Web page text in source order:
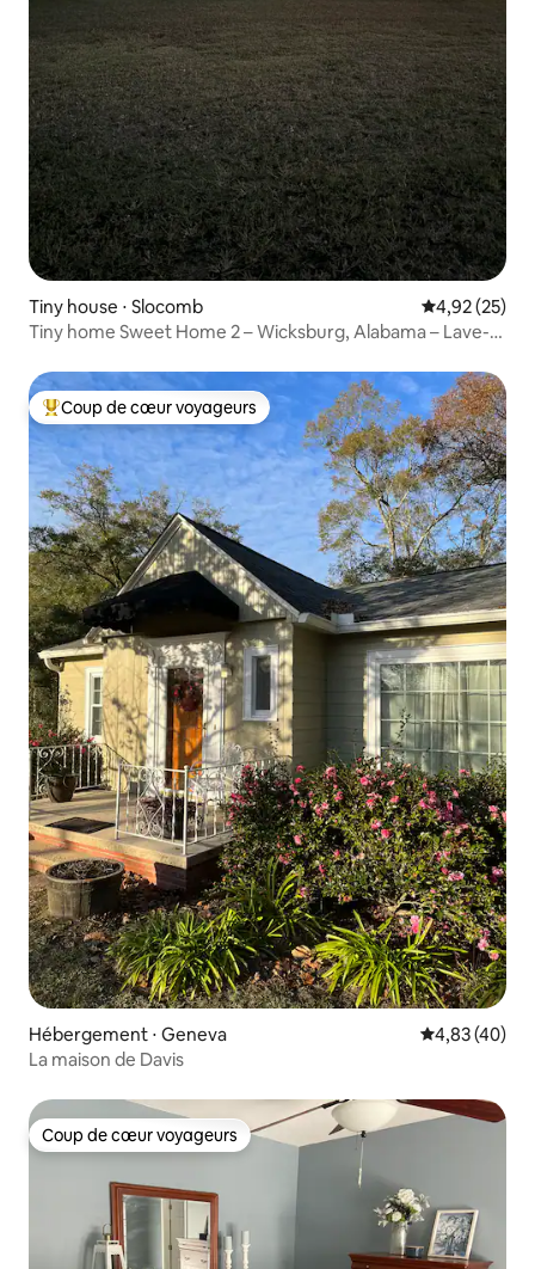
Tiny house ⋅ Slocomb Évaluation
4,92 (25)
Tiny home Sweet Home 2 – Wicksburg, Alabama – Lave-
Coups de cœur voyageurs les plus appréciés
Coup de cœur voyageurs
Hébergement ⋅ Geneva Évaluation
4,83 (40)
La maison de Davis
Coup de cœur voyageurs
Coup de cœur voyageurs